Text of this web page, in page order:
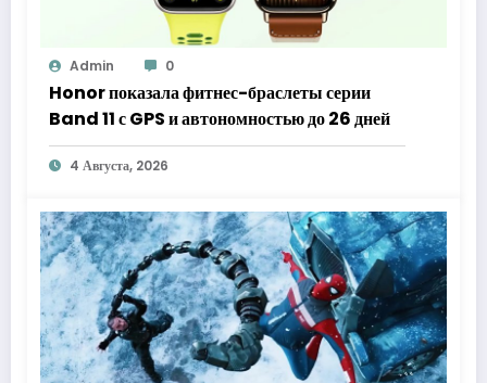
Admin 0
Honor показала фитнес-браслеты серии
Band 11 с GPS и автономностью до 26 дней
4 Августа, 2026